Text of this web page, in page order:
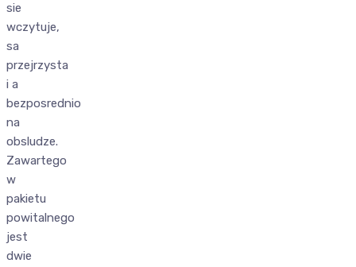
sie
wczytuje,
sa
przejrzysta
i a
bezposrednio
na
obsludze.
Zawartego
w
pakietu
powitalnego
jest
dwie